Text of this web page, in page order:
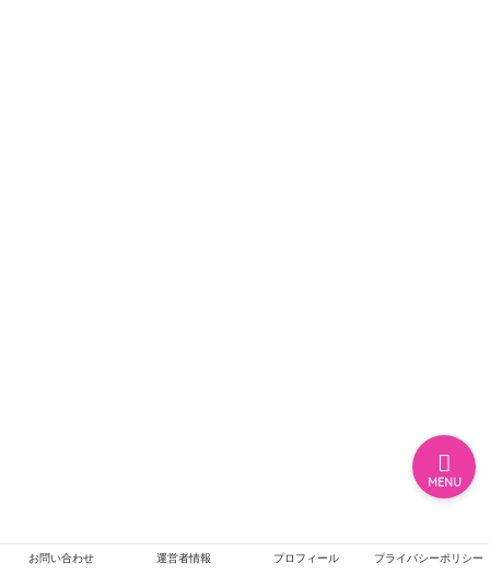
お問い合わせ 運営者情報 プロフィール プライバシーポリシー
MENU